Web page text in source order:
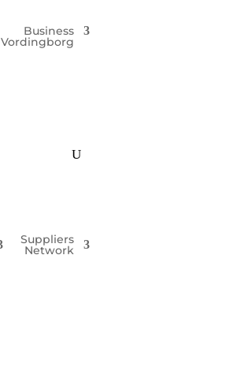
Business
Vordingborg
Suppliers
Network